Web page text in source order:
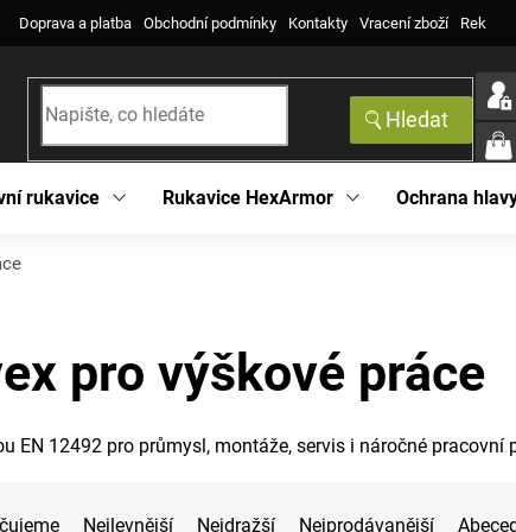
Doprava a platba Obchodní podmínky Kontakty Vracení zboží
Hledat
KOŠÍK
rukavice Rukavice HexArmor Ochrana
pro výškové práce
EN 12492 pro průmysl, montáže, servis i náročné pracovní
Nejlevnější Nejdražší Nejprodávanější